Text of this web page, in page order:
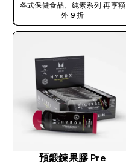
各式保健食品、純素系列 再享額
外 9 折
預鍛鍊果膠 Pre